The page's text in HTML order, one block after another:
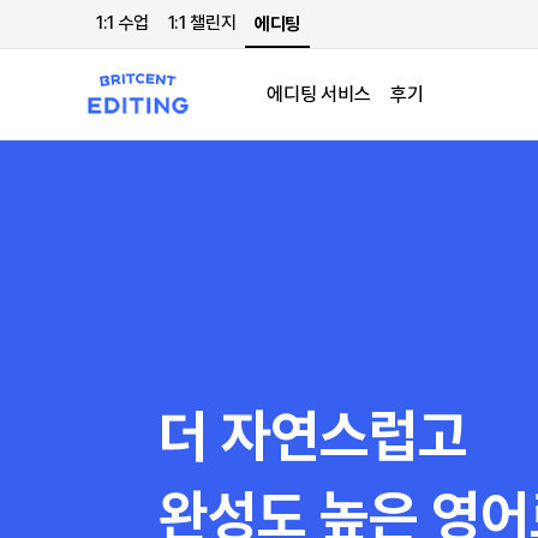
1:1 수업 1:1 챌린지 에디팅
에디팅 서비스 후기
더 자연스럽고
완성도 높은 영